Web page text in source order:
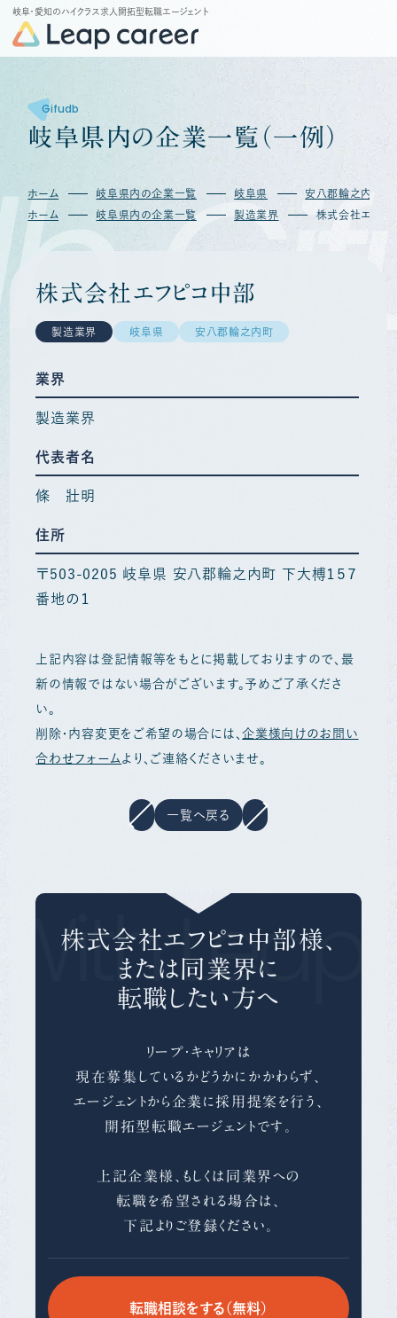
岐阜・愛知のハイクラス求人開拓型転職エージェント
Gifudb
岐阜県 内の企業一覧 （ 一例 ）
ホーム 岐阜県内の企業一覧 岐阜県
安八郡輪之内町
ホーム
岐阜県内の企業一覧 製造業界 株式会社エフピ
株式会社エフピコ中部
製造業界 岐阜県 安八郡輪之内町
業界
製造業界
代表者名
條 壯明
住所
〒503-0205 岐阜県 安八郡輪之内町 下大榑１５７
番地の１
上記内容は登記情報等をもとに掲載しておりますので、最
新の情報ではない場合がございます。予めご了承くださ
い。
削除・内容変更をご希望の場合には、企業様向けのお問い
合わせフォーム より、ご連絡くださいませ。
一覧へ戻る
Leap
株式会社エフピコ中部様、
または同業界に
転職したい方へ
リープ・キャリアは
現在募集しているかどうかにかかわらず、
エージェントから企業に採用提案を行う、
開拓型転職エージェントです。
上記企業様、もしくは同業界への
転職を希望される場合は、
下記よりご登録ください。
転職相談をする（無料）